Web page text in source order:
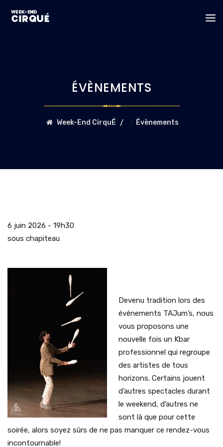
ÉVÈNEMENTS
Week-End CirquÉ > Évènements
6 juin 2026 - 19h30
sous chapiteau
Devenu tradition lors des
événements TAJum’s, nous
vous proposons une
nouvelle fois un Kbar
professionnel qui regroupe
des artistes de tous
horizons. Certains jouent
d’autres spectacles durant
le weekend, d’autres ne
sont là que pour cette
soirée, alors soyez sûrs de ne pas manquer ce rendez-vous
incontournable!